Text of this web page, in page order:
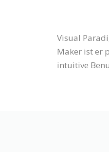
Visual
Maker ist er
intuitive